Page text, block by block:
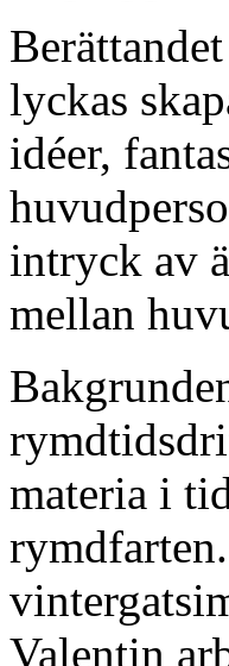
lyckas
idéer,
intryck av
mellan
materia i
Valentin